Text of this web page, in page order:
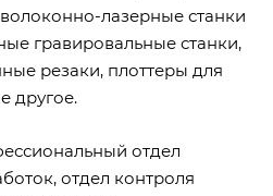
лазерные станки
гравировальные станки,
резаки, плоттеры для
другое.
отдел
отдел контроля